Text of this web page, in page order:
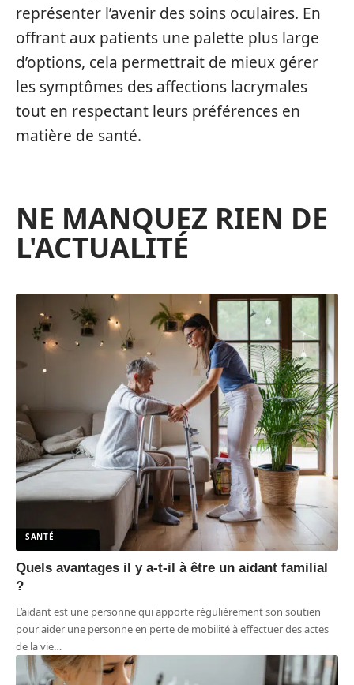
représenter l’avenir des soins oculaires. En
offrant aux patients une palette plus large
d’options, cela permettrait de mieux gérer
les symptômes des affections lacrymales
tout en respectant leurs préférences en
matière de santé.
NE MANQUEZ RIEN DE
L'ACTUALITÉ
SANTÉ
Quels avantages il y a-t-il à être un aidant familial
?
L’aidant est une personne qui apporte régulièrement son soutien
pour aider une personne en perte de mobilité à effectuer des actes
de la vie…